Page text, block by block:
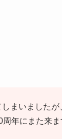
まいましたが
年にまた来ま